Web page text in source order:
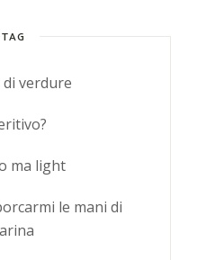
TAG
di verdure
ma light
le mani di